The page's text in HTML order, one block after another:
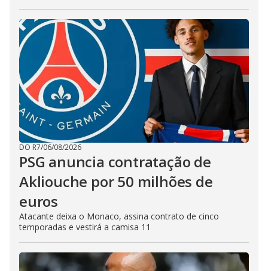
DO R7/06/08/2026
PSG anuncia contratação de
Akliouche por 50 milhões de
euros
Atacante deixa o Monaco, assina contrato de cinco
temporadas e vestirá a camisa 11